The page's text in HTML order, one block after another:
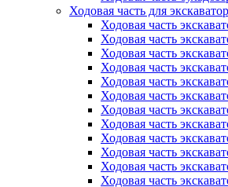
Ходовая часть для
Ходовая часть
Ходовая часть
Ходовая часть
Ходовая часть
Ходовая часть
Ходовая часть
Ходовая часть
Ходовая часть
Ходовая часть
Ходовая часть
Ходовая часть
Ходовая часть